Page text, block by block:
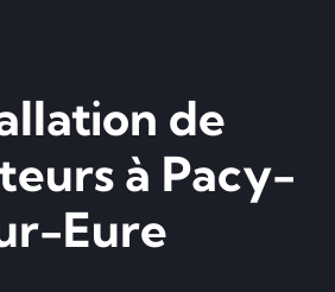
de
à Pacy-
Eure